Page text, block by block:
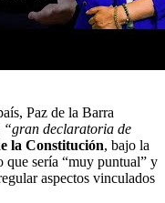
Paz de la Barra
“gran declaratoria de
la Constitución, bajo la
que sería “muy puntual” y
aspectos vinculados